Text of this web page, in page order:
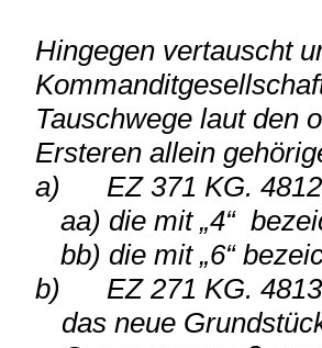
Hingegen vertauscht
Tauschwege laut den
Ersteren allein
a)
EZ 371 KG.
aa) die mit „4“
bb) die mit „6“
b)
EZ 271 KG.
das neue